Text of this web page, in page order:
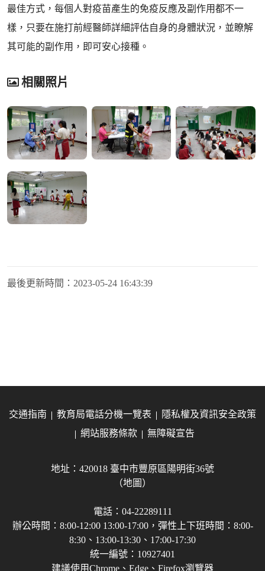
最佳方式，每個人對疫苗產生的免疫反應及副作用都不一
樣，只要在施打前經醫師詳細評估自身的身體狀況，並瞭解
其可能的副作用，即可安心接種。
相關照片
最後更新時間： 2023-05-24 16:43:39
交通指南 教育局電話分機一覽表
隱私權及資訊安全政策
網站服務條款
無障礙宣告
地址：420018 臺中市豐原區陽明街36號
（地圖）
電話：04-22289111
辦公時間：8:00-12:00 13:00-17:00，彈性上下班時間：8:00-
8:30、13:00-13:30、17:00-17:30
統一編號：10927401
建議使用Chrome、Edge、Firefox瀏覽器